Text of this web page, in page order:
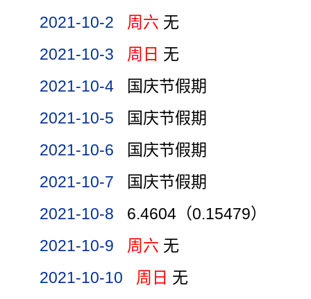
2021-10-2
周六 无
2021-10-3
周日 无
2021-10-4
国庆节假期
2021-10-5
国庆节假期
2021-10-6
国庆节假期
2021-10-7
国庆节假期
2021-10-8
6.4604（0.15479）
2021-10-9
周六 无
2021-10-10
周日 无